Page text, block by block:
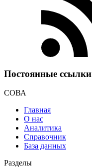
Постоянные ссылки
СОВА
Главная
О нас
Аналитика
Справочник
База данных
Разделы